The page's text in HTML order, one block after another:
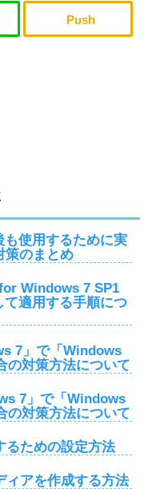
も使用するために実
策のまとめ
Windows 7 SP1
適用する手順につ
7」で「Windows
の対策方法について
7」で「Windows
の対策方法について
るための設定方法
ィアを作成する方法